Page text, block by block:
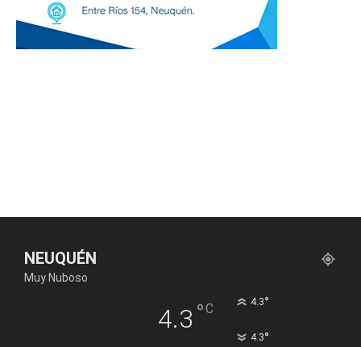
NEUQUÉN
Muy Nuboso
4.3 °C 4.3°
4.3°